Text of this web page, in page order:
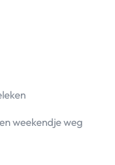
weekendje weg